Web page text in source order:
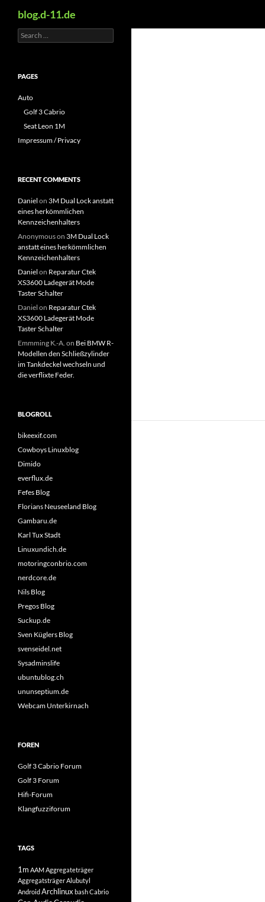
blog.d-11.de
Search
for:
PAGES
Auto
Golf 3 Cabrio
Seat Leon 1M
Impressum / Privacy
RECENT COMMENTS
Daniel on 3M Dual Lock anstatt
eines herkömmlichen
Kennzeichenhalters
Anonymouson 3M Dual Lock
anstatt eines herkömmlichen
Kennzeichenhalters
Daniel on Reparatur Ctek
XS3600 Ladegerät Mode
Taster Schalter
Daniel on Reparatur Ctek
XS3600 Ladegerät Mode
Taster Schalter
Emmming K.-A. on Bei BMW R-
Modellen den Schließzylinder
im Tankdeckel wechseln und
die verflixte Feder.
BLOGROLL
bikeexif.com
Cowboys Linuxblog
Dimido
everflux.de
Fefes Blog
Florians Neuseeland Blog
Gambaru.de
Karl Tux Stadt
Linuxundich.de
motoringconbrio.com
nerdcore.de
Nils Blog
Pregos Blog
Suckup.de
Sven Küglers Blog
svenseidel.net
Sysadminslife
ubuntublog.ch
ununseptium.de
Webcam Unterkirnach
FOREN
Golf 3 Cabrio Forum
Golf 3 Forum
Hifi-Forum
Klangfuzziforum
TAGS
1m AAMAggregateträger
AggregatsträgerAlubutyl
AndroidArchlinux bashCabrio